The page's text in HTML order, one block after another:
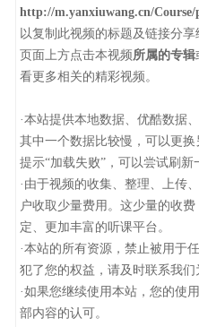
http://m.yanxiuwang.cn/Course/
以复制此视频的标题及链接分
页面上方点击本视频所属的专辑
看更多相关的精彩视频。
·本站提供本地数据、优酷数据
其中一个数据比较慢，可以更
提示“加载失败”，可以尝试刷新
·由于视频的收集、整理、上传
户收取少量费用。这少量的收
定、更加丰富的听课平台。
·本站的所有资源，禁止被用于
犯了您的权益，请及时联系我们
·如果您继续使用本站，您的使
部内容的认可。